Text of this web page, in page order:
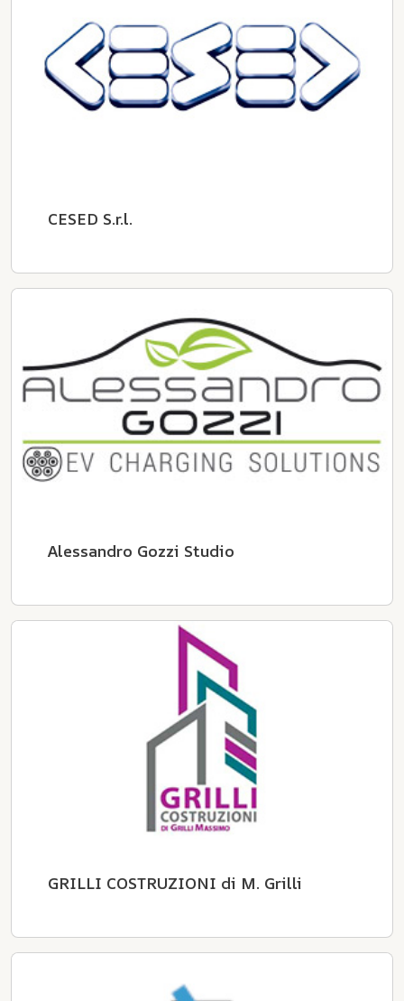
CESED S.r.l.
Alessandro Gozzi Studio
GRILLI COSTRUZIONI di M. Grilli